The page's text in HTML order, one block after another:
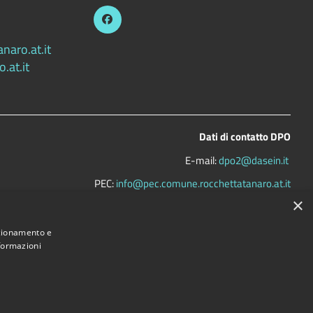
Dati di contatto DPO
E-mail:dpo2@dasein.it
PEC:info@pec.comune.rocchettatanaro.at.it
La mail del DPO va usata SOLO per questioni riguardanti la privacy
×
e